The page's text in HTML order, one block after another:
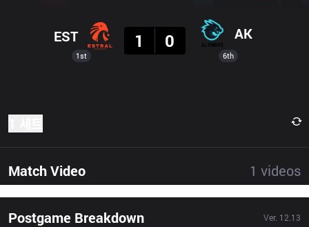
1st
EST
1
0 AK
6th
Match Video 1 videos
Postgame Breakdown Ver. 12.13